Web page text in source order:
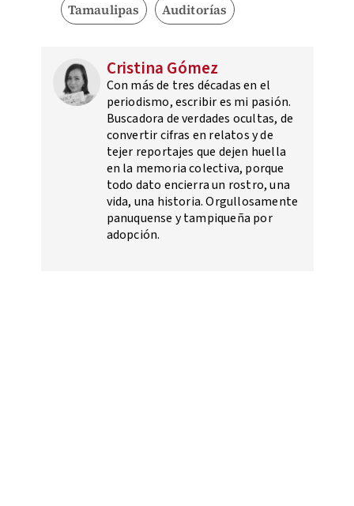
Tamaulipas Auditorías
Cristina Gómez
Con más de tres décadas en el
periodismo, escribir es mi pasión.
Buscadora de verdades ocultas, de
convertir cifras en relatos y de
tejer reportajes que dejen huella
en la memoria colectiva, porque
todo dato encierra un rostro, una
vida, una historia. Orgullosamente
panuquense y tampiqueña por
adopción.